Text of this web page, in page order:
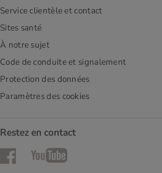
Service clientèle et contact
Sites santé
À notre sujet
Code de conduite et signalement
Protection des données
Paramètres des cookies
Restez en contact
FacebookYouTube